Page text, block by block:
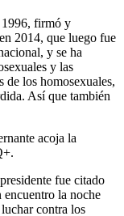
1996, firmó y
2014, que luego fue
y se ha
y las
de los homosexuales,
Así que también
acoja la
fue citado
encuentro la noche
contra los